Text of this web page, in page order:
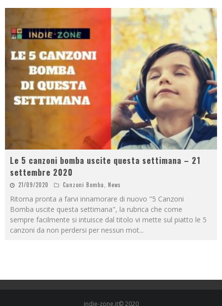
Le 5 canzoni bomba uscite questa settimana – 21
settembre 2020
21/09/2020 Canzoni Bomba News
Ritorna pronta a farvi innamorare di nuovo "5 Canzoni
Bomba uscite questa settimana", la rubrica che come
sempre facilmente si intuisce dal titolo vi mette sul piatto le 5
canzoni da non perdersi per nessun mot...
indie-zone.it© 2020